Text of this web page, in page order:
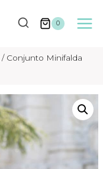
0
/ Conjunto Minifalda